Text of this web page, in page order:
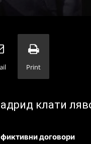
Print
клати
договори